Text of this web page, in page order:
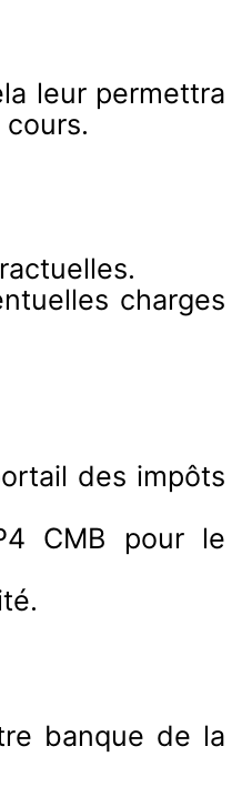
leur permettra
charges
des impôts
CMB pour le
banque de la